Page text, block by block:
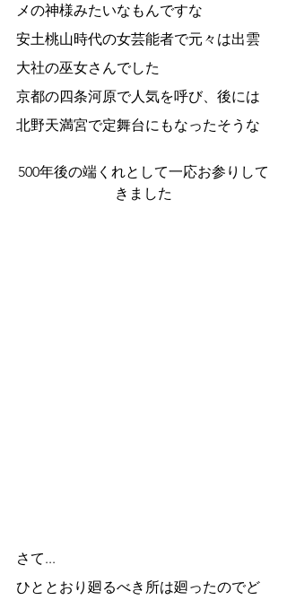
メの神様みたいなもんですな
安土桃山時代の女芸能者で元々は出雲
大社の巫女さんでした
京都の四条河原で人気を呼び、後には
北野天満宮で定舞台にもなったそうな
500年後の端くれとして一応お参りして
きました
さて...
ひととおり廻るべき所は廻ったのでど